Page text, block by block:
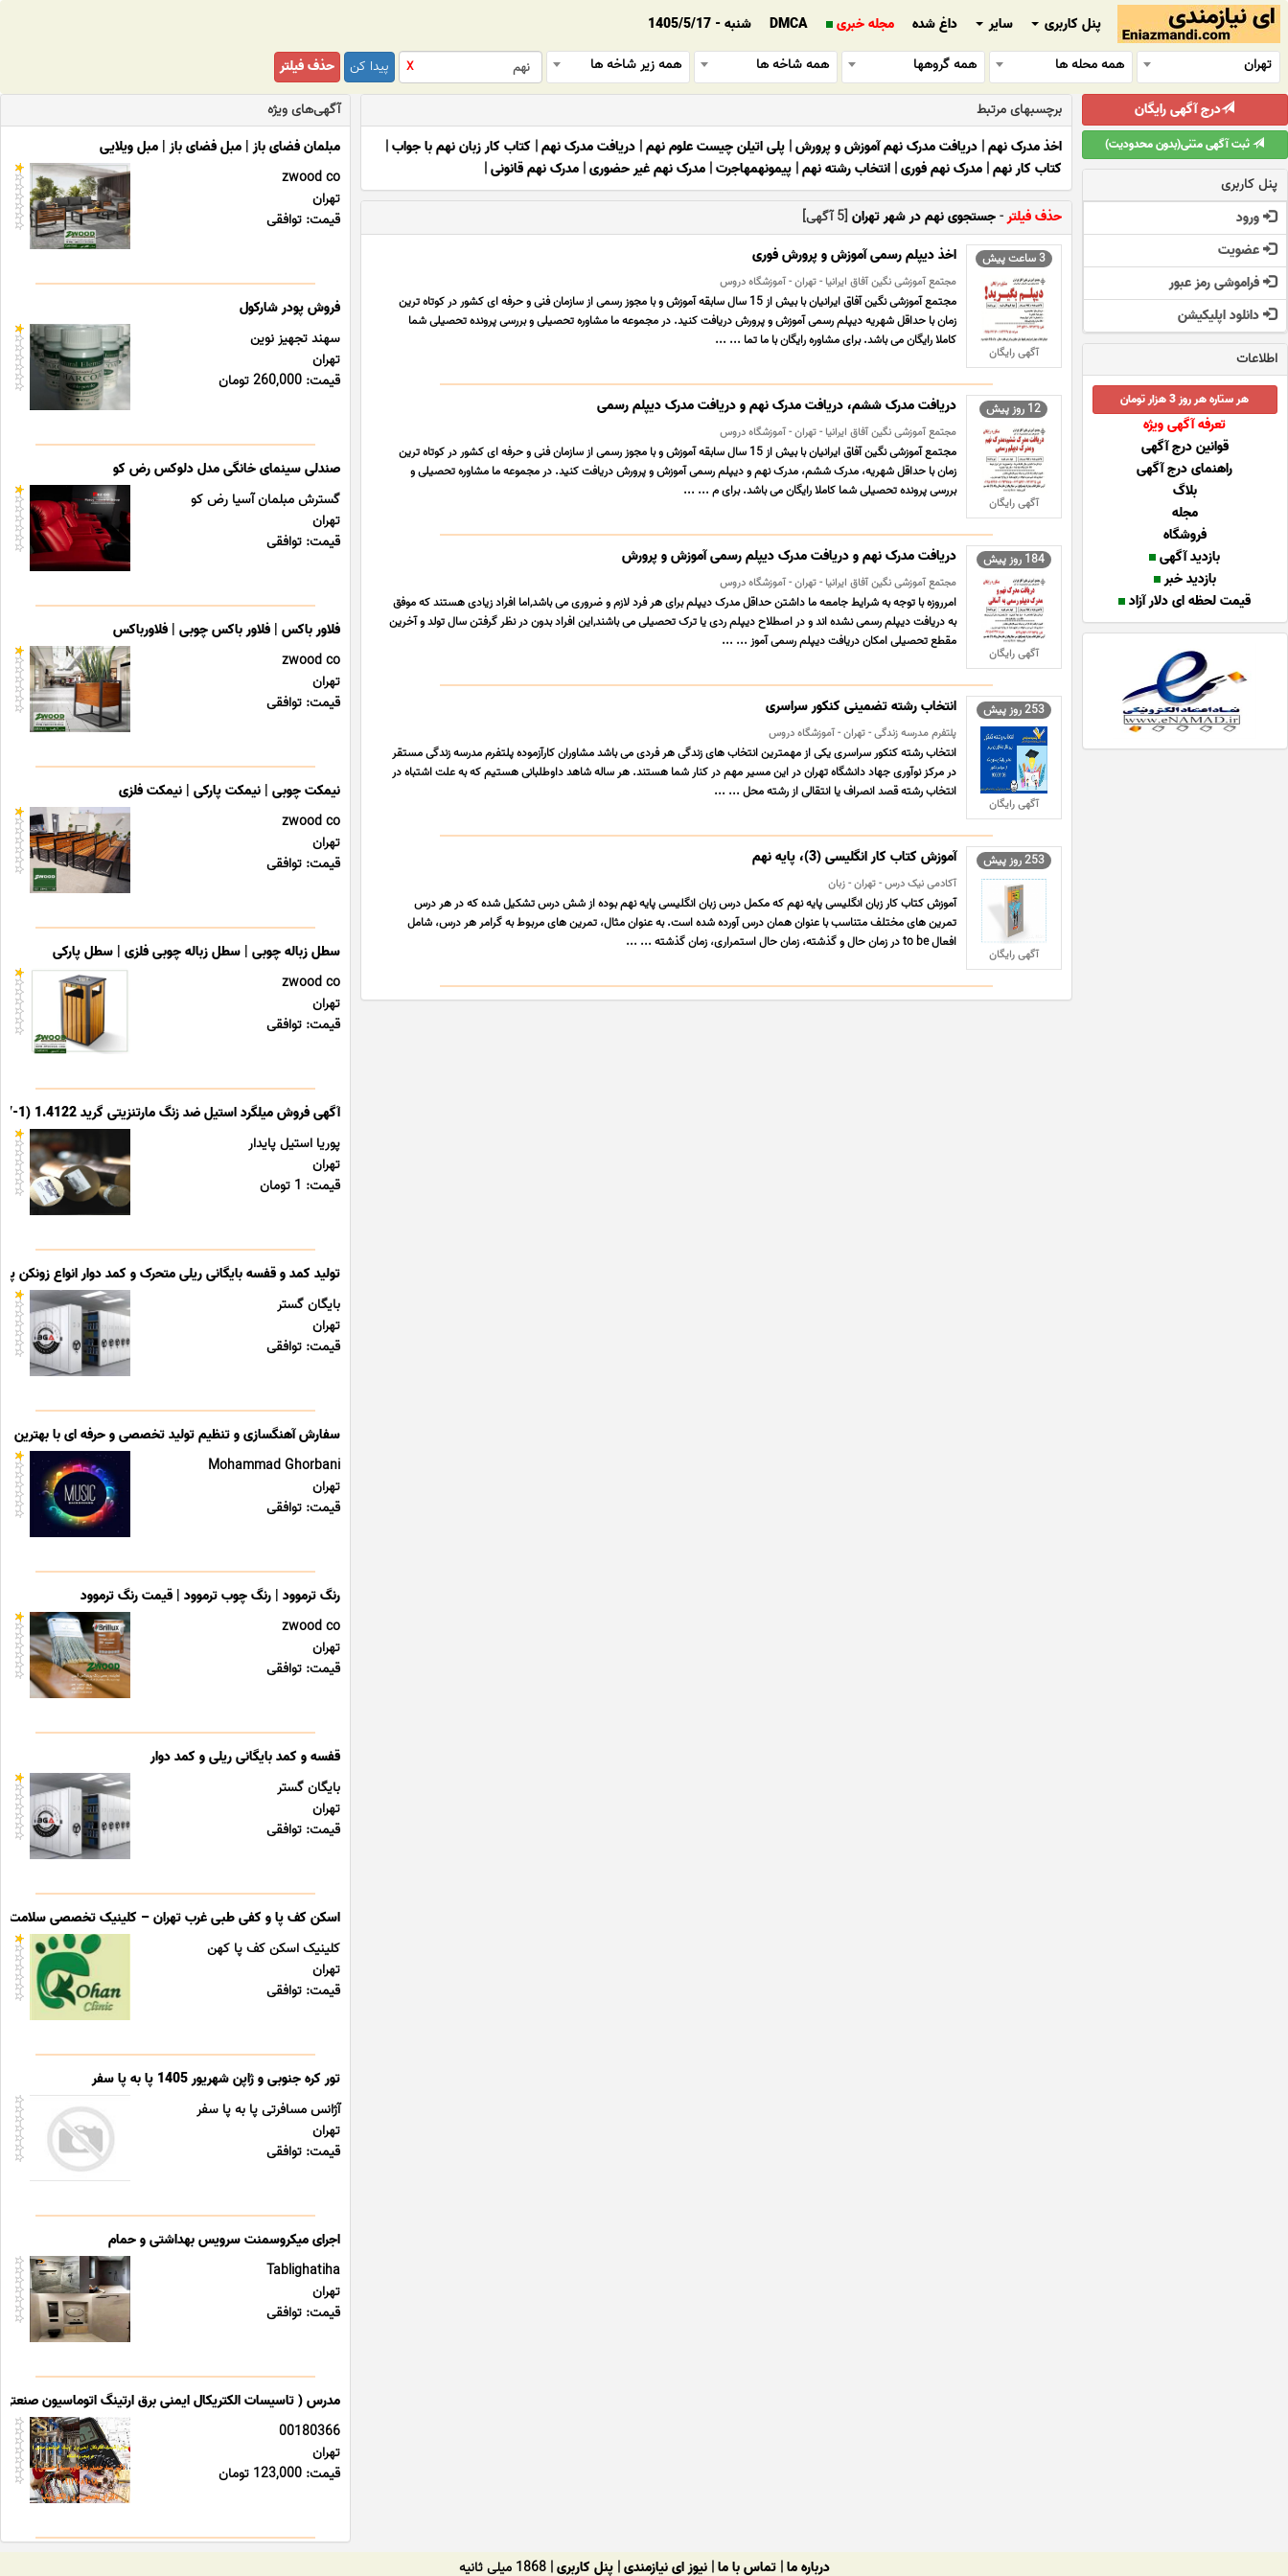
پنل کاربری سایر داغ شده مجله خبری DMCA
شنبه - 1405/5/17
تهران
همه محله ها همه گروهها همه شاخه ها همه زیر شاخه ها X پیدا کن
حذف فیلتر
برچسبهای مرتبط
اخذ مدرک نهم|دریافت مدرک نهم آموزش و پرورش|پلی اتیلن چیست علوم نهم|دریافت مدرک نهم| کتاب کار زبان نهم با جواب|
کتاب کار نهم|مدرک نهم فوری|انتخاب رشته نهم|پیمونهمهاجرت|مدرک نهم غیر حضوری|مدرک نهم قانونی|
حذف فیلتر-جستجوی نهم در شهر تهران [5 آگهی]
3 ساعت پیش
آگهی رایگان
اخذ دیپلم رسمی آموزش و پرورش فوری
مجتمع آموزشی نگین آفاق ایرانیا - تهران - آموزشگاه دروس
مجتمع آموزشی نگین آفاق ایرانیان با بیش از 15 سال سابقه آموزش و با مجوز رسمی از سازمان فنی و حرفه ای کشور در کوتاه ترین
زمان با حداقل شهریه دیپلم رسمی آموزش و پرورش دریافت کنید. در مجموعه ما مشاوره تحصیلی و بررسی پرونده تحصیلی شما
کاملا رایگان می باشد. برای مشاوره رایگان با ما تما ... ...
12 روز پیش
آگهی رایگان
دریافت مدرک ششم، دریافت مدرک نهم و دریافت مدرک دیپلم رسمی
مجتمع آموزشی نگین آفاق ایرانیا - تهران - آموزشگاه دروس
مجتمع آموزشی نگین آفاق ایرانیان با بیش از 15 سال سابقه آموزش و با مجوز رسمی از سازمان فنی و حرفه ای کشور در کوتاه ترین
زمان با حداقل شهریه، مدرک ششم، مدرک نهم و دیپلم رسمی آموزش و پرورش دریافت کنید. در مجموعه ما مشاوره تحصیلی و
بررسی پرونده تحصیلی شما کاملا رایگان می باشد. برای م ... ...
184 روز پیش
آگهی رایگان
دریافت مدرک نهم و دریافت مدرک دیپلم رسمی آموزش و پرورش
مجتمع آموزشی نگین آفاق ایرانیا - تهران - آموزشگاه دروس
امرروزه با توجه به شرایط جامعه ما داشتن حداقل مدرک دیپلم برای هر فرد لازم و ضروری می باشد,اما افراد زیادی هستند که موفق
به دریافت دیپلم رسمی نشده اند و در اصطلاح دیپلم ردی یا ترک تحصیلی می باشند,این افراد بدون در نظر گرفتن سال تولد و آخرین
مقطع تحصیلی امکان دریافت دیپلم رسمی آموز ... ...
253 روز پیش
آگهی رایگان
انتخاب رشته تضمینی کنکور سراسری
پلتفرم مدرسه زندگی - تهران - آموزشگاه دروس
انتخاب رشته کنکور سراسری یکی از مهمترین انتخاب های زندگی هر فردی می باشد مشاوران کارآزموده پلتفرم مدرسه زندگی مستقر
در مرکز نوآوری جهاد دانشگاه تهران در این مسیر مهم در کنار شما هستند. هر ساله شاهد داوطلبانی هستیم که به علت اشتباه در
انتخاب رشته قصد انصراف یا انتقالی از رشته محل ... ...
253 روز پیش
آگهی رایگان
آموزش کتاب کار انگلیسی (3)، پایه نهم
آکادمی نیک درس - تهران - زبان
آموزش کتاب کار زبان انگلیسی پایه نهم که مکمل درس زبان انگلیسی پایه نهم بوده از شش درس تشکیل شده که در هر درس
تمرین های مختلف متناسب با عنوان همان درس آورده شده است. به عنوان مثال، تمرین های مربوط به گرامر هر درس، شامل
افعال to be در زمان حال و گذشته، زمان حال استمراری، زمان گذشته ... ...
آگهی‌های ویژه
مبلمان فضای باز | مبل فضای باز | مبل ویلایی
zwood co
تهران
قیمت: توافقی
فروش پودر شارکول
سهند تجهیز نوین
تهران
قیمت: 260,000 تومان
صندلی سینمای خانگی مدل دلوکس رض کو
گسترش مبلمان آسیا رض کو
تهران
قیمت: توافقی
فلاور باکس | فلاور باکس چوبی | فلاورباکس
zwood co
تهران
قیمت: توافقی
نیمکت چوبی | نیمکت پارکی | نیمکت فلزی
zwood co
تهران
قیمت: توافقی
سطل زباله چوبی | سطل زباله چوبی فلزی | سطل پارکی
zwood co
تهران
قیمت: توافقی
آگهی فروش میلگرد استیل ضد زنگ مارتنزیتی گرید 1.4122 (X39CrMo17-1)
پوریا استیل پایدار
تهران
قیمت: 1 تومان
تولید کمد و قفسه بایگانی ریلی متحرک و کمد دوار انواع زونکن
بایگان گستر
تهران
قیمت: توافقی
سفارش آهنگسازی و تنظیم تولید تخصصی و حرفه ای با بهترین
Mohammad Ghorbani
تهران
قیمت: توافقی
رنگ ترموود | رنگ چوب ترموود | قیمت رنگ ترموود
zwood co
تهران
قیمت: توافقی
قفسه و کمد بایگانی ریلی و کمد دوار
بایگان گستر
تهران
قیمت: توافقی
اسکن کف پا و کفی طبی غرب تهران – کلینیک تخصصی سلامت
کلینیک اسکن کف پا کهن
تهران
قیمت: توافقی
تور کره جنوبی و ژاپن شهریور 1405 پا به پا سفر
آژانس مسافرتی پا به پا سفر
تهران
قیمت: توافقی
اجرای میکروسمنت سرویس بهداشتی و حمام
Tablighatiha
تهران
قیمت: توافقی
مدرس ( تاسیسات الکتریکال ایمنی برق ارتینگ اتوماسیون
00180366
تهران
قیمت: 123,000 تومان
درج آگهی رایگان
ثبت آگهی متنی(بدون محدودیت)
پنل کاربری
ورود
عضویت
فراموشی رمز عبور
دانلود اپلیکیشن
اطلاعات
هر ستاره هر روز 3 هزار تومان
تعرفه آگهی ویژه
قوانین درج آگهی
راهنمای درج آگهی
بلاگ
مجله
فروشگاه
بازدید آگهی
بازدید خبر
قیمت لحظه ای دلار آزاد
درباره ما|تماس با ما|نیوز ای نیازمندی|پنل کاربری| 1868 میلی ثانیه